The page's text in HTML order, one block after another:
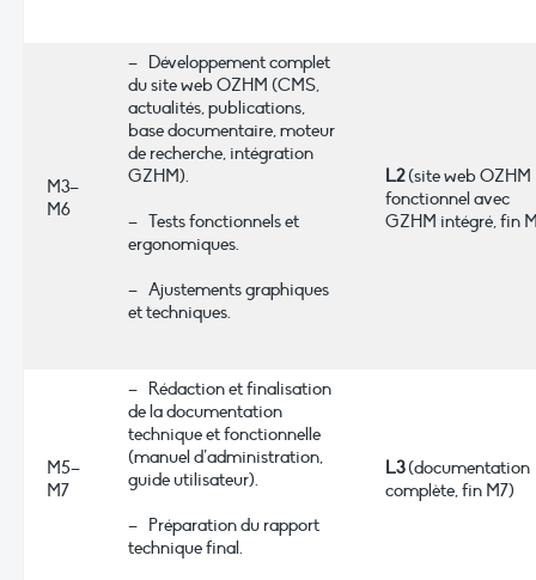
M3–
M6
– Développement complet
du site web OZHM (CMS,
actualités, publications,
base documentaire, moteur
de recherche, intégration
GZHM).
– Tests fonctionnels et
ergonomiques.
– Ajustements graphiques
et techniques.
L2(site web OZHM
fonctionnel avec
GZHM intégré, fin
M5–
M7
– Rédaction et finalisation
de la documentation
technique et fonctionnelle
(manuel d’administration,
guide utilisateur).
– Préparation du rapport
technique final.
L3(documentation
complète, fin M7)